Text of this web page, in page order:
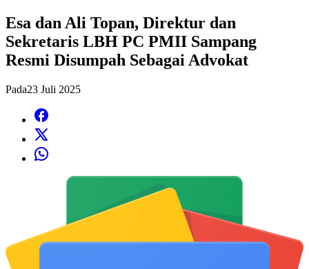
Esa dan Ali Topan, Direktur dan
Sekretaris LBH PC PMII Sampang
Resmi Disumpah Sebagai Advokat
Pada23 Juli 2025